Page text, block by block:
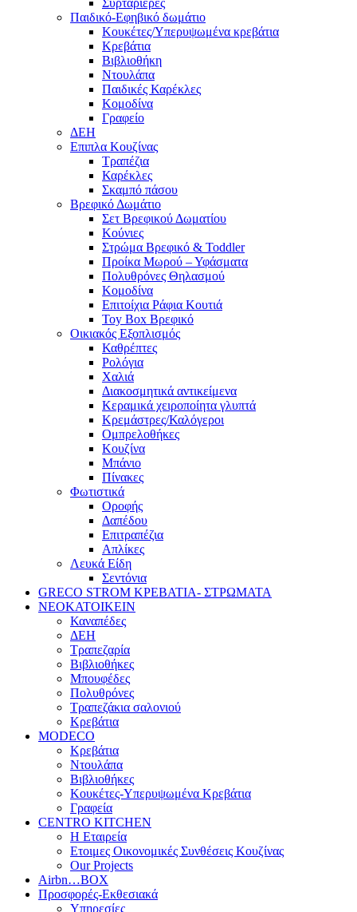
Συρταριέρες
Παιδικό-Εφηβικό δωμάτιο
Κουκέτες/Υπερυψωμένα κρεβάτια
Κρεβάτια
Βιβλιοθήκη
Ντουλάπα
Παιδικές Καρέκλες
Κομοδίνα
Γραφείο
ΔΕΗ
Επιπλα Κουζίνας
Τραπέζια
Καρέκλες
Σκαμπό πάσου
Βρεφικό Δωμάτιο
Σετ Βρεφικού Δωματίου
Κούνιες
Στρώμα Βρεφικό & Toddler
Προίκα Μωρού – Υφάσματα
Πολυθρόνες Θηλασμού
Κομοδίνα
Επιτοίχια Ράφια Κουτιά
Toy Box Βρεφικό
Οικιακός Εξοπλισμός
Καθρέπτες
Ρολόγια
Χαλιά
Διακοσμητικά αντικείμενα
Κεραμικά χειροποίητα γλυπτά
Κρεμάστρες/Καλόγεροι
Ομπρελοθήκες
Κουζίνα
Μπάνιο
Πίνακες
Φωτιστικά
Οροφής
Δαπέδου
Επιτραπέζια
Απλίκες
Λευκά Είδη
Σεντόνια
GRECO STROM ΚΡΕΒΑΤΙΑ- ΣΤΡΩΜΑΤΑ
ΝΕΟΚΑΤΟΙΚΕΙΝ
Καναπέδες
ΔΕΗ
Τραπεζαρία
Βιβλιοθήκες
Μπουφέδες
Πολυθρόνες
Τραπεζάκια σαλονιού
Κρεβάτια
MODECO
Κρεβάτια
Ντουλάπα
Βιβλιοθήκες
Κουκέτες-Υπερυψωμένα Κρεβάτια
Γραφεία
CENTRO KITCHEN
Η Εταιρεία
Ετοιμες Οικονομικές Συνθέσεις Κουζίνας
Our Projects
Airbn…BOX
Προσφορές-Εκθεσιακά
Υπηρεσίες